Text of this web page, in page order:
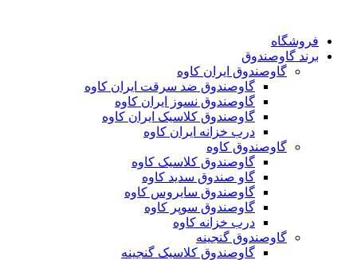
فروشگاه
برند گاوصندوق
گاوصندوق ایران کاوه
گاوصندوق ضد سرقت ایران کاوه
گاوصندوق نسوز ایران کاوه
گاوصندوق کلاسیک ایران کاوه
درب خزانه ایران کاوه
گاوصندوق کاوه
گاوصندوق کلاسیک کاوه
گاو صندوق سدید کاوه
گاوصندوق سایروس کاوه
گاوصندوق سوپر کاوه
درب خزانه کاوه
گاوصندوق گنجینه
گاوصندوق کلاسیک گنجینه